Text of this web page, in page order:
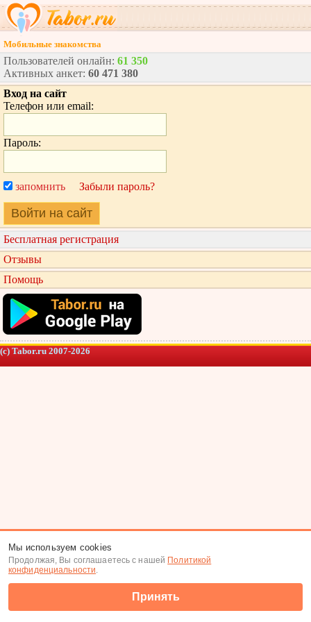
Мобильные знакомства
Пользователей онлайн: 61 350
Активных анкет: 60 471 380
Вход на сайт
Телефон или email:
Пароль:
запомнить Забыли пароль?
Войти на сайт
Бесплатная регистрация
Отзывы
Помощь
(c) Tabor.ru 2007-2026
Мы используем cookies
Продолжая, Вы соглашаетесь с нашей Политикой
конфиденциальности.
Принять